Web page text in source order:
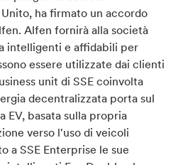
ha firmato un accordo
Alfen fornirà alla società
intelligenti e affidabili per
essere utilizzate dai clienti
unit di SSE coinvolta
decentralizzata porta sul
EV, basata sulla propria
verso l'uso di veicoli
a SSE Enterprise le sue